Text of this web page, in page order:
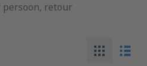
persoon, retour